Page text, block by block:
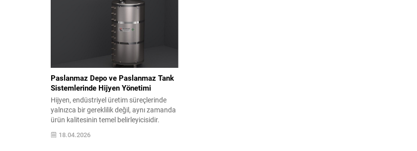
Paslanmaz Depo ve Paslanmaz Tank
Sistemlerinde Hijyen Yönetimi
Hijyen, endüstriyel üretim süreçlerinde
yalnızca bir gereklilik değil, aynı zamanda
ürün kalitesinin temel belirleyicisidir.
Özellikle gıda, ilaç ve kozmetik
sektörlerinde üretimin her aşamasında
18.04.2026